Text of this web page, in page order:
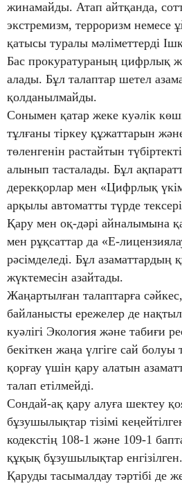
жинамайды. Атап айтқанда,
экстремизм, терроризм немесе
қатысы туралы мәліметтерді
Бас прокуратураның цифрлық
алады. Бұл талаптар шетел
қолданылмайды.
Сонымен қатар жеке куәлік
тұлғаны тіркеу құжаттарын
төленгенін растайтын
алынып тасталады. Бұл
дерекқорлар мен «Цифрлық
арқылы автоматты түрде
Қару мен оқ-дәрі айналымына
мен рұқсаттар да «Е-
рәсімделеді. Бұл азаматтардың
жүктемесін азайтады.
Жаңартылған талаптарға
байланысты ережелер де
куәлігі Экология және табиғи
бекіткен жаңа үлгіге сай болуы
қорғау үшін қару алатын
талап етілмейді.
Сондай-ақ қару алуға шектеу
бұзушылықтар тізімі
кодекстің 108-1 және 109-1
құқық бұзушылықтар енгізілген.
Қаруды тасымалдау тәртібі де